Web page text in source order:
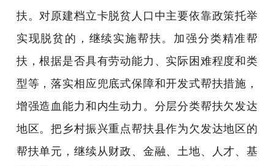
扶。对原建档立卡脱贫人口中主要依靠政策托举
实现脱贫的，继续实施帮扶。加强分类精准帮
扶，根据是否具有劳动能力、实际困难程度和类
型等，落实相应兜底式保障和开发式帮扶措施，
增强造血能力和内生动力。分层分类帮扶欠发达
地区。把乡村振兴重点帮扶县作为欠发达地区的
帮扶单元，继续从财政、金融、土地、人才、基